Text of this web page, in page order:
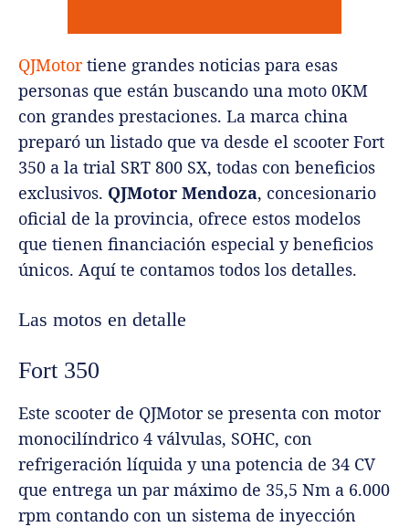
QJMotortiene grandes noticias para esas
personas que están buscando una moto 0KM
con grandes prestaciones. La marca china
preparó un listado que va desde el scooter Fort
350 a la trial SRT 800 SX, todas con beneficios
exclusivos. QJMotor Mendoza, concesionario
oficial de la provincia, ofrece estos modelos
que tienen financiación especial y beneficios
únicos. Aquí te contamos todos los detalles.
Las motos en detalle
Fort 350
Este scooter de QJMotor se presenta con motor
monocilíndrico 4 válvulas, SOHC, con
refrigeración líquida y una potencia de 34 CV
que entrega un par máximo de 35,5 Nm a 6.000
rpm contando con un sistema de inyección